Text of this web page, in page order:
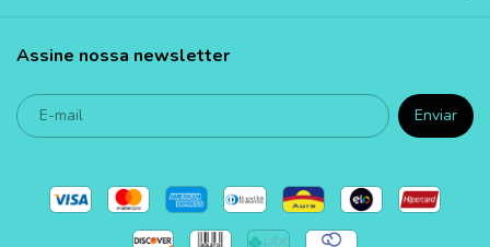
Assine nossa newsletter